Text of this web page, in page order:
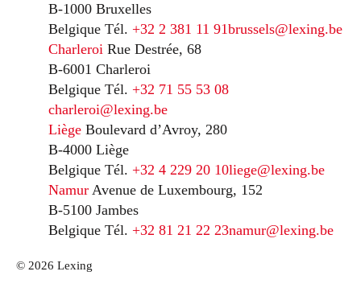
B-1000 Bruxelles
Belgique Tél. +32 2 381 11 91brussels@lexing.be
Charleroi Rue Destrée, 68
B-6001 Charleroi
Belgique Tél. +32 71 55 53 08
charleroi@lexing.be
Liège Boulevard d’Avroy, 280
B-4000 Liège
Belgique Tél. +32 4 229 20 10liege@lexing.be
Namur Avenue de Luxembourg, 152
B-5100 Jambes
Belgique Tél. +32 81 21 22 23namur@lexing.be
© 2026 Lexing